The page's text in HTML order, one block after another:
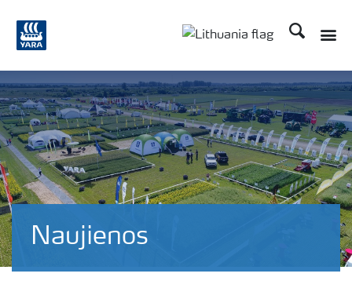
Ieškoti
Naujienos